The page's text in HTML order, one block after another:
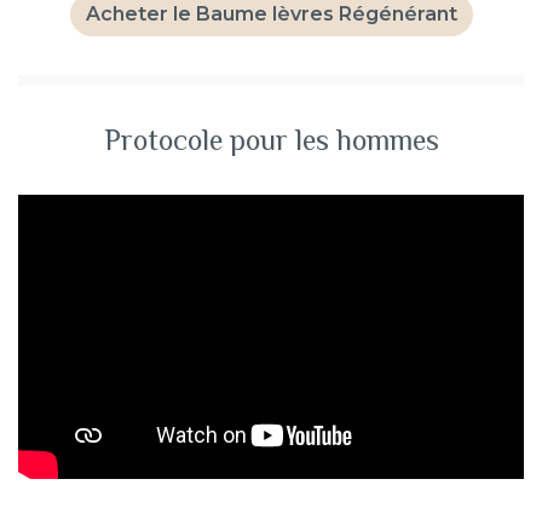
Acheter le Baume lèvres Régénérant
Protocole pour les hommes